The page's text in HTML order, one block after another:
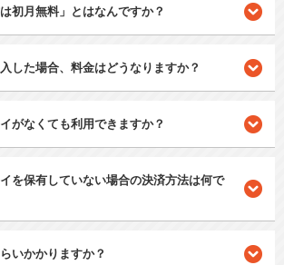
初月無料」とはなんですか？
した場合、料金はどうなりますか？
がなくても利用できますか？
を保有していない場合の決済方法は何で
いかかりますか？